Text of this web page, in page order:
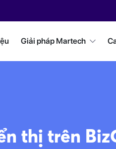
Giải pháp Martech
thị trên